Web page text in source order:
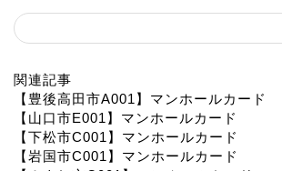
関連記事
【豊後高田市A001】マンホールカード
【山口市E001】マンホールカード
【下松市C001】マンホールカード
【岩国市C001】マンホールカード